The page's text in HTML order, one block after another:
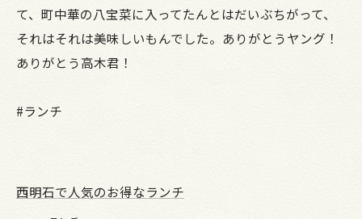
て、町中華の八宝菜に入ってたんとはだいぶちがって、
それはそれは美味しいもんでした。ありがとうヤング！
ありがとう高木君！
#ランチ
西明石で人気のお得なランチ